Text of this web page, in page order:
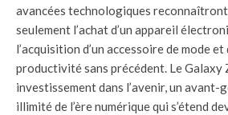
avancées technologiques
seulement l’achat d’un appareil
l’acquisition d’un accessoire de mode et
productivité sans précédent. Le Galaxy
investissement dans l’avenir, un
illimité de l’ère numérique qui s’étend